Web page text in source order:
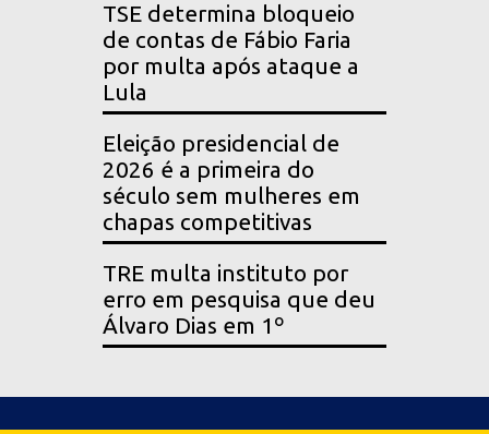
TSE determina bloqueio
de contas de Fábio Faria
por multa após ataque a
Lula
Eleição presidencial de
2026 é a primeira do
século sem mulheres em
chapas competitivas
TRE multa instituto por
erro em pesquisa que deu
Álvaro Dias em 1º